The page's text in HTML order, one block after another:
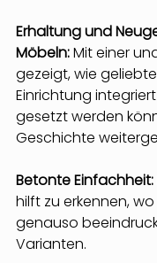
Erhaltung und
Möbeln: Mit einer
gezeigt, wie
Einrichtung
gesetzt werden
Geschichte
Betonte Einfachheit:
hilft zu erkennen,
genauso
Varianten.